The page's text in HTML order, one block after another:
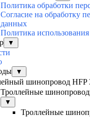
Политика обработки
Согласие на обработку
данных
Политика
▼
▼
шинопровод HFP
Троллейные
▼
Троллейные